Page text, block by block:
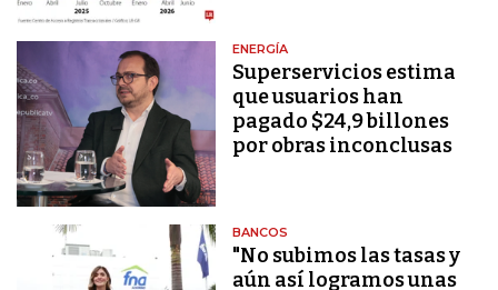
ENERGÍA
Superservicios estima
que usuarios han
pagado $24,9 billones
por obras inconclusas
BANCOS
"No subimos las tasas y
aún así logramos unas